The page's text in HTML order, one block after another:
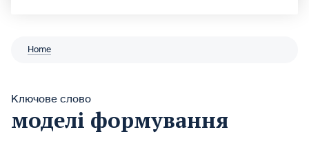
Home
Ключове слово
моделі формування